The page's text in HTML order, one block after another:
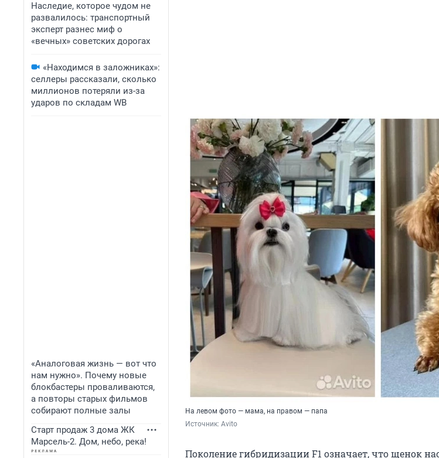
Наследие, которое чудом не
развалилось: транспортный
эксперт разнес миф о
«вечных» советских дорогах
«Находимся в заложниках»:
селлеры рассказали, сколько
миллионов потеряли из-за
ударов по складам WB
«Аналоговая жизнь — вот что
нам нужно». Почему новые
блокбастеры проваливаются,
а повторы старых фильмов
собирают полные залы
Старт продаж 3 дома ЖК
Марсель-2. Дом, небо, река!
На левом фото — мама, на правом — папа
Источник: Avito
Поколение гибридизации F1 означает, что щенок